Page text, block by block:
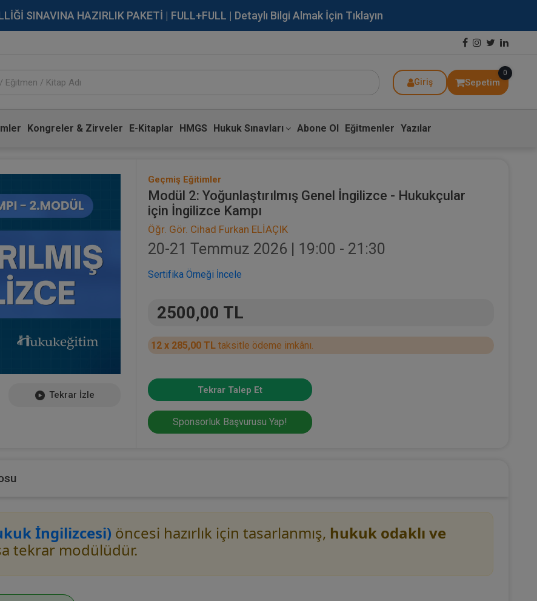
SINAVINA HAZIRLIK PAKETİ | FULL+FULL | Detaylı Bilgi Almak İçin Tıklayın
Giriş Sepetim
0
Kongreler & Zirveler E-Kitaplar HMGS Hukuk Sınavları Abone Ol Eğitmenler Yazılar
Tekrar İzle
Geçmiş Eğitimler
Modül 2: Yoğunlaştırılmış Genel İngilizce - Hukukçular
için İngilizce Kampı
Öğr. Gör. Cihad Furkan ELİAÇIK
20-21 Temmuz 2026 | 19:00 - 21:30
Sertifika Örneği İncele
2500,00 TL
12 x 285,00 TL taksitle ödeme imkânı.
Tekrar Talep Et
Sponsorluk Başvurusu Yap!
İngilizcesi) öncesi hazırlık için tasarlanmış, hukuk odaklı ve
tekrar modülüdür.